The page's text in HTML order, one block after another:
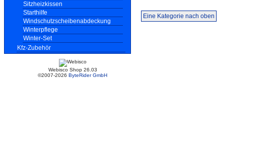
Sitzheizkissen
Starthilfe
Windschutzscheibenabdeckung
Winterpflege
Winter-Set
Kfz-Zubehör
Webisco Shop 26.03
©2007-2026 ByteRider GmbH
Eine Kategorie nach oben